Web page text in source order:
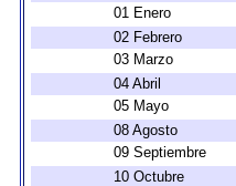
01 Enero
02 Febrero
03 Marzo
04 Abril
05 Mayo
08 Agosto
09 Septiembre
10 Octubre